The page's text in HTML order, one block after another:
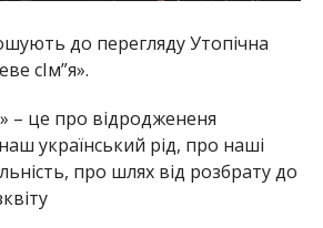
до перегляду Утопічна
сІм”я».
– це про відроджененя
український рід, про наші
про шлях від розбрату до